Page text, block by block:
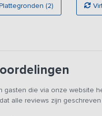
zuinig en op de
(2)
gasten die via onze website
alle reviews zijn